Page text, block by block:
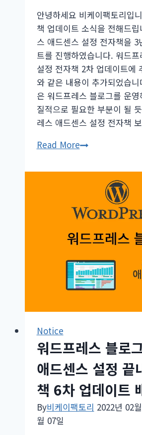
안녕하세요 비케이팩토리입
책 업데이트 소식을 전해드
스 애드센스 설정 전자책을 3
트를 진행하였습니다. 워드
설정 전자책 2차 업데이트에
와 같은 내용이 추가되었습
은 워드프레스 블로그를 운
질적으로 필요한 부분이 될
레스 애드센스 설정 전자책
Read More워
프
애
센
설
정
전
차
데
이
트
안
Notice
워드프레스 블로
애드센스 설정 끝
책 6차 업데이트
By비케이팩토리 2022년 02
월 07일